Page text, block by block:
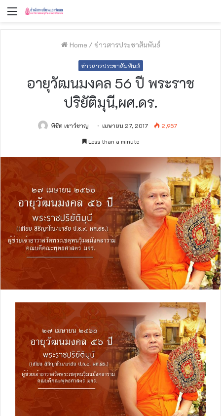
Menu
Home / ข่าวสารประชาสัมพันธ์
ข่าวสารประชาสัมพันธ์
อายุวัฒนมงคล 56 ปี พระราช
ปริยัติมุนี,ผศ.ดร.
พิชิต เชาว์ชาญ เมษายน 27, 2017
2,957
Less than a minute